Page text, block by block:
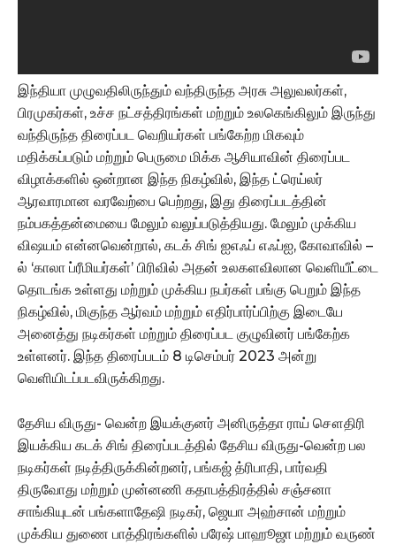
இந்தியா முழுவதிலிருந்தும் வந்திருந்த அரசு அலுவலர்கள்,
பிரமுகர்கள், உச்ச நட்சத்திரங்கள் மற்றும் உலகெங்கிலும் இருந்து
வந்திருந்த திரைப்பட வெறியர்கள் பங்கேற்ற மிகவும்
மதிக்கப்படும் மற்றும் பெருமை மிக்க ஆசியாவின் திரைப்பட
விழாக்களில் ஒன்றான இந்த நிகழ்வில், இந்த ட்ரெய்லர்
ஆரவாரமான வரவேற்பை பெற்றது, இது திரைப்படத்தின்
நம்பகத்தன்மையை மேலும் வலுப்படுத்தியது. மேலும் முக்கிய
விஷயம் என்னவென்றால், கடக் சிங் ஐஎஃப் எஃப்ஐ, கோவாவில் –
ல் ‘காலா ப்ரீமியர்கள்’ பிரிவில் அதன் உலகளவிலான வெளியீட்டை
தொடங்க உள்ளது மற்றும் முக்கிய நபர்கள் பங்கு பெறும் இந்த
நிகழ்வில், மிகுந்த ஆர்வம் மற்றும் எதிர்பார்ப்பிற்கு இடையே
அனைத்து நடிகர்கள் மற்றும் திரைப்பட குழுவினர் பங்கேற்க
உள்ளனர். இந்த திரைப்படம் 8 டிசெம்பர் 2023 அன்று
வெளியிடப்படவிருக்கிறது.
தேசிய விருது- வென்ற இயக்குனர் அனிருத்தா ராய் சௌதிரி
இயக்கிய கடக் சிங் திரைப்படத்தில் தேசிய விருது-வென்ற பல
நடிகர்கள் நடித்திருக்கின்றனர், பங்கஜ் த்ரிபாதி, பார்வதி
திருவோது மற்றும் முன்னணி கதாபத்திரத்தில் சஞ்சனா
சாங்கியுடன் பங்களாதேஷி நடிகர், ஜெயா அஹ்சான் மற்றும்
முக்கிய துணை பாத்திரங்களில் பரேஷ் பாஹூஜா மற்றும் வருண்